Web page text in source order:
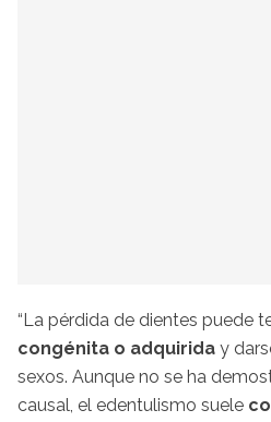
“La pérdida de dientes puede
congénita o adquirida y
sexos. Aunque no se ha
causal, el edentulismo suele